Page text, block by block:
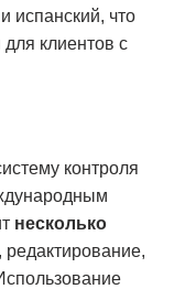
испанский, что
клиентов с
контроля
несколько
редактирование,